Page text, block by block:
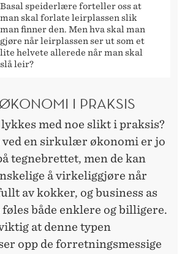
Basal speiderlære forteller oss at
man skal forlate leirplassen slik
man finner den. Men hva skal man
gjøre når leirplassen ser ut som et
lite helvete allerede når man skal
slå leir?
I PRAKSIS
med noe slikt i praksis?
en sirkulær økonomi er jo
tegnebrettet, men de kan
å virkeliggjøre når
av kokker, og business as
både enklere og billigere.
at denne typen
opp de forretningsmessige